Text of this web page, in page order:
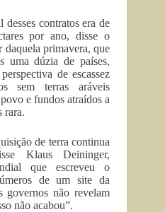
contratos era de
por ano, disse o
daquela primavera, que
uma dúzia de países,
de escassez
sem terras aráveis
e fundos atraídos a
rara.
de terra continua
Klaus Deininger,
que escreveu o
de um site da
governos não revelam
não acabou”.